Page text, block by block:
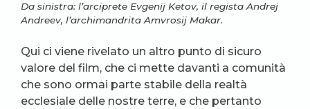
Da sinistra: l’arciprete Evgenij Ketov, il regista Andrej
Andreev, l’archimandrita Amvrosij Makar.
Qui ci viene rivelato un altro punto di sicuro
valore del film, che ci mette davanti a comunità
che sono ormai parte stabile della realtà
ecclesiale delle nostre terre, e che pertanto